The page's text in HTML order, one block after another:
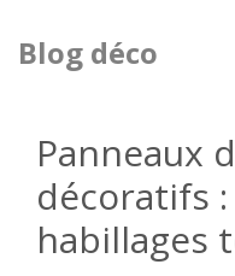
Blog déco
Panneaux
décoratifs
habillages